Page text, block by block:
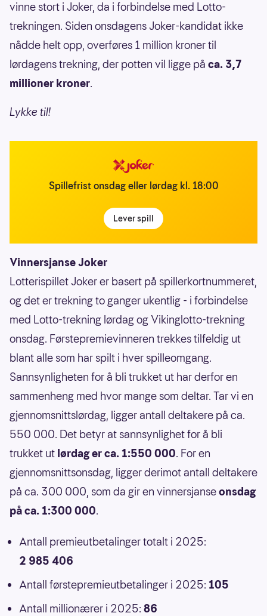
vinne stort i Joker, da i forbindelse med Lotto-
trekningen. Siden onsdagens Joker-kandidat ikke
nådde helt opp, overføres 1 million kroner til
lørdagens trekning, der potten vil ligge på ca. 3,7
millioner kroner.
Lykke til!
Spillefrist onsdag eller lørdag kl. 18:00
Lever spill
Vinnersjanse Joker
Lotterispillet Joker er basert på spillerkortnummeret,
og det er trekning to ganger ukentlig - i forbindelse
med Lotto-trekning lørdag og Vikinglotto-trekning
onsdag. Førstepremievinneren trekkes tilfeldig ut
blant alle som har spilt i hver spilleomgang.
Sannsynligheten for å bli trukket ut har derfor en
sammenheng med hvor mange som deltar. Tar vi en
gjennomsnittslørdag, ligger antall deltakere på ca.
550 000. Det betyr at sannsynlighet for å bli
trukket ut lørdag er ca. 1:550 000. For en
gjennomsnittsonsdag, ligger derimot antall deltakere
på ca. 300 000, som da gir en vinnersjanseonsdag
på ca. 1:300 000.
Antall premieutbetalinger totalt i 2025:
2 985 406
Antall førstepremieutbetalinger i 2025: 105
Antall millionærer i 2025: 86